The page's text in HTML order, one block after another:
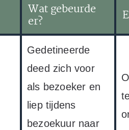
Wat gebeurde
er?
Gedetineerde
deed zich voor
als bezoeker en
liep tijdens
bezoekuur naar